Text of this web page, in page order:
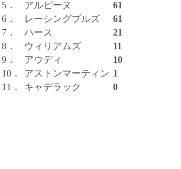
5．
アルピーヌ
61
6．
レーシングブルズ
61
7．
ハース
21
8．
ウィリアムズ
11
9．
アウディ
10
10．
アストンマーティン 1
11．
キャデラック 0